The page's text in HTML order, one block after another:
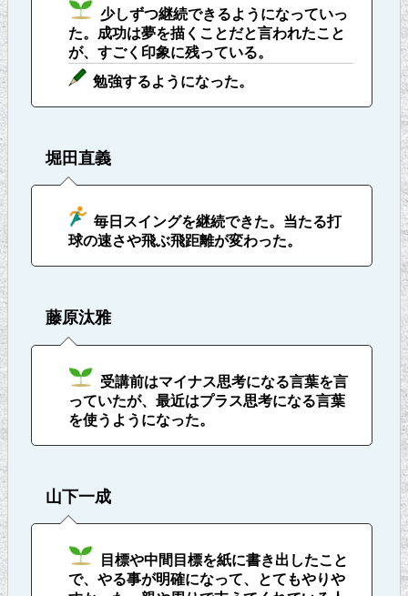
少しずつ継続できるようになっていっ
た。成功は夢を描くことだと言われたこと
が、すごく印象に残っている。
勉強するようになった。
堀田直義
毎日スイングを継続できた。当たる打
球の速さや飛ぶ飛距離が変わった。
藤原汰雅
受講前はマイナス思考になる言葉を言
っていたが、最近はプラス思考になる言葉
を使うようになった。
山下一成
目標や中間目標を紙に書き出したこと
で、やる事が明確になって、とてもやりや